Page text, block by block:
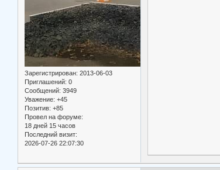
Зарегистрирован: 2013-06-03
Приглашений: 0
Сообщений: 3949
Уважение: +45
Позитив: +85
Провел на форуме:
18 дней 15 часов
Последний визит:
2026-07-26 22:07:30